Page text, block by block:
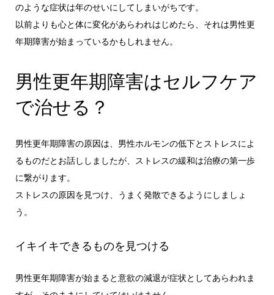
のような症状は年のせいにしてしまいがちです。
以前よりも心と体に変化があらわれはじめたら、それは男性更
年期障害が始まっているかもしれません。
男性更年期障害はセルフケア
で治せる？
男性更年期障害の原因は、男性ホルモンの低下とストレスによ
るものだとお話ししましたが、ストレスの緩和は治療の第一歩
に繋がります。
ストレスの原因を見つけ、うまく発散できるようにしましょ
う。
イキイキできるものを見つける
男性更年期障害が始まると意欲の減退が症状としてあらわれま